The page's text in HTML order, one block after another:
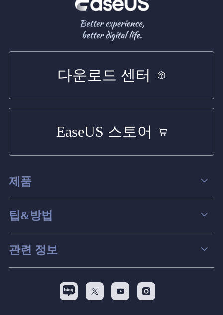
다운로드 센터
EaseUS 스토어
제품
데이터 복구
파티션 관리
스크린 레코더
백업&복원
팁&방법
컴퓨터 데이터 복구 팁
맥 데이터 복구 팁
디스크 파티션 팁
관련 정보
리셀러
  